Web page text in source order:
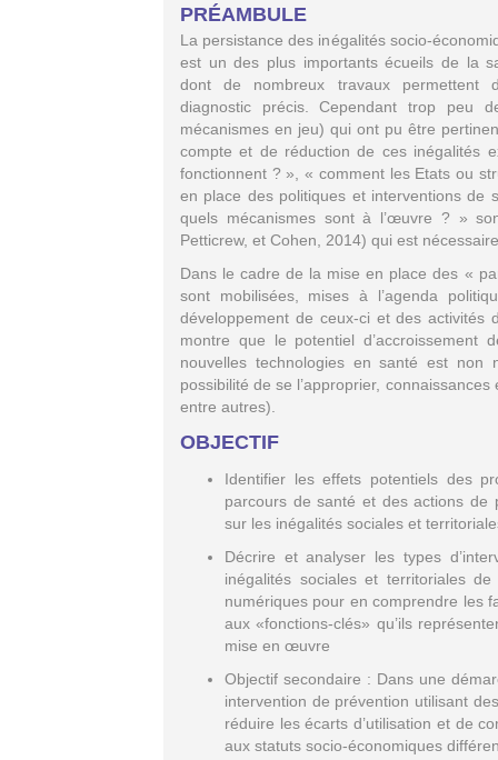
PRÉAMBULE
La persistance des inégalités socio-
est un des plus importants écueils de la
dont de nombreux travaux permettent
diagnostic précis. Cependant trop peu
mécanismes en jeu) qui ont pu être
compte et de réduction de ces inégalités
fonctionnent ? », « comment les Etats ou
en place des politiques et interventions de
quels mécanismes sont à l’œuvre ? »
Petticrew, et Cohen, 2014) qui est
Dans le cadre de la mise en place des «
sont mobilisées, mises à l’agenda
développement de ceux-ci et des activités
montre que le potentiel d’accroissement
nouvelles technologies en santé est non
possibilité de se l’approprier,
entre autres).
OBJECTIF
Identifier les effets potentiels des
parcours de santé et des actions de
sur les inégalités sociales et
Décrire et analyser les types
inégalités sociales et territoriales
numériques pour en comprendre les
aux «fonctions-clés» qu’ils
mise en œuvre
Objectif secondaire : Dans une
intervention de prévention utilisant
réduire les écarts d’utilisation et de
aux statuts socio-économiques